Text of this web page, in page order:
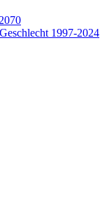
1997-2024